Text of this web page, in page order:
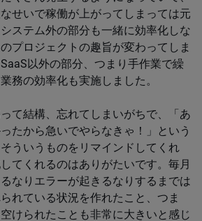
せいで稼働が上がってしまっては元
ステム外の部分も一緒に効率化しな
プロジェクトの趣旨が変わってしま
以外の部分、つまり手作業で繰
務の効率化も実施しました。
て結構、忘れてしまいがちで、「あ
たから急いでやらなきゃ！」という
ういうものをリマインドしてくれ
てくれるのはありがたいです。毎月
なりエラーが起きるなりするまでは
れている状況を作れたこと、つま
けられたことも非常に大きいと感じ